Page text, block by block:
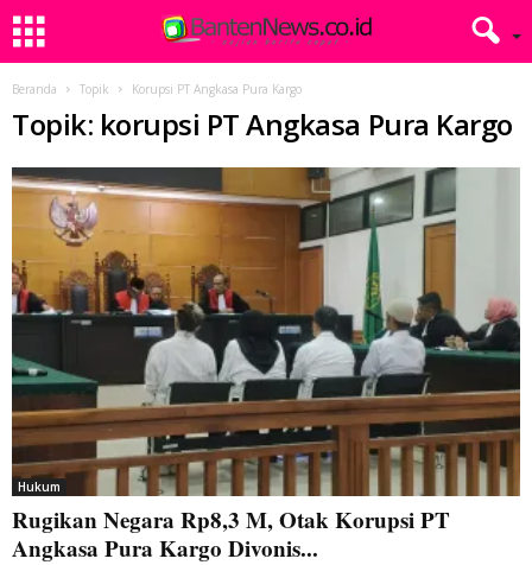
Beranda Topik Korupsi PT Angkasa Pura Kargo
Topik: korupsi PT Angkasa Pura Kargo
Hukum
Rugikan Negara Rp8,3 M, Otak Korupsi PT
Angkasa Pura Kargo Divonis...